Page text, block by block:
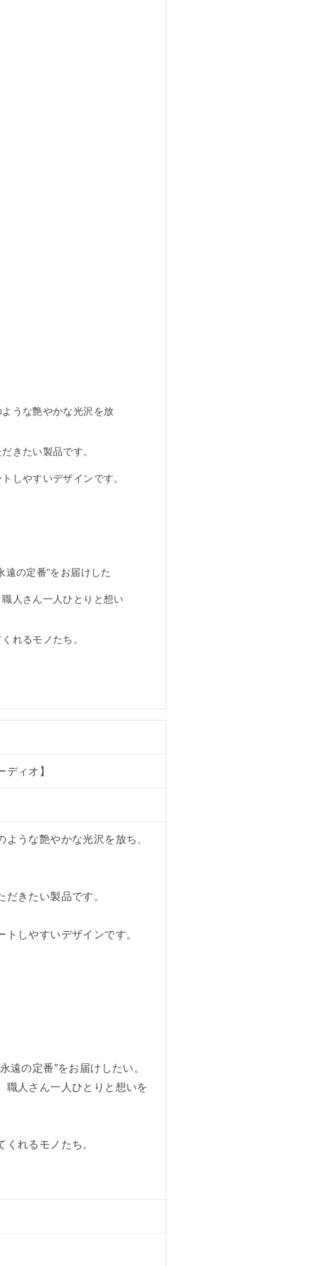
うな艶やかな光沢を放
きたい製品です。
しやすいデザインです。
遠の定番"をお届けした
人さん一人ひとりと想い
れるモノたち。
ィオ】
うな艶やかな光沢を放ち、
きたい製品です。
しやすいデザインです。
の定番”をお届けしたい。
職人さん一人ひとりと想いを
れるモノたち。